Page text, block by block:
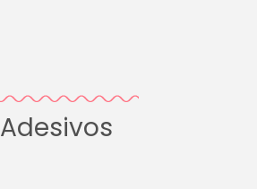
Adesivos